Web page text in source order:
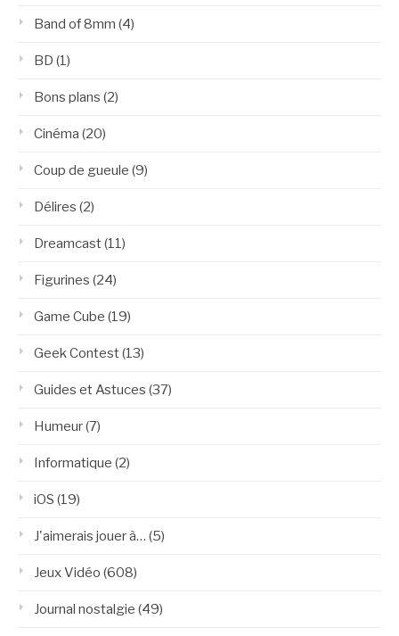
Band of 8mm (4)
BD (1)
Bons plans (2)
Cinéma (20)
Coup de gueule (9)
Délires (2)
Dreamcast(11)
Figurines (24)
Game Cube (19)
Geek Contest(13)
Guides et Astuces (37)
Humeur(7)
Informatique (2)
iOS (19)
J'aimerais jouer à… (5)
Jeux Vidéo (608)
Journal nostalgie (49)